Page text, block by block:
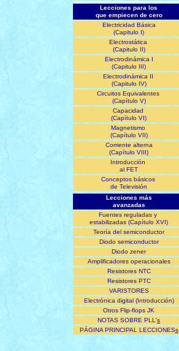
Lecciones para los
que empiecen de cero
Electricidad Básica
(Capitulo I)
Electrostática
(Capitulo II)
Electrodinámica I
(Capitulo III)
Electrodinámica II
(Capitulo IV)
Circuitos Equivalentes
(Capítulo V)
Capacidad
(Capítulo VI)
Magnetismo
(Capítulo VII)
Corriente alterna
(Capítulo VIII)
Introducción
al FET
Conceptos básicos
de Televisión
Lecciones más
avanzadas
Fuentes reguladas y
estabilizadas (Capítulo XVI)
Teoría del semiconductor
Diodo semiconductor
Diodo zener
Amplificadores operacionales
Resistores NTC
Resistores PTC
VARISTORES
Electrónica digital (Introducción)
Otros Flip-flops JK
NOTAS SOBRE PLL's
PÁGINA PRINCIPAL LECCIONESs